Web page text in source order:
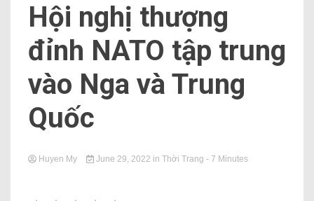
Hội nghị thượng
đỉnh NATO tập trung
vào Nga và Trung
Quốc
Huyen My June 29, 2022 in Thời Trang - 7 Minutes